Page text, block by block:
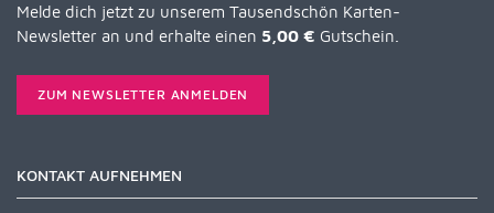
Melde dich jetzt zu unserem Tausendschön Karten-
Newsletter an und erhalte einen 5,00 € Gutschein.
ZUM NEWSLETTER ANMELDEN
KONTAKT AUFNEHMEN